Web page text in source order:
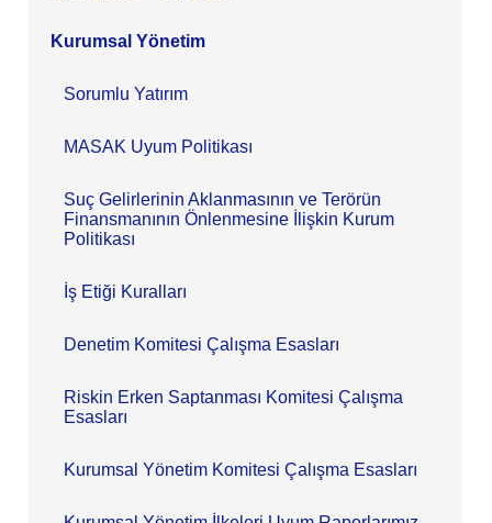
Kurumsal Yönetim
Sorumlu Yatırım
MASAK Uyum Politikası
Suç Gelirlerinin Aklanmasının ve Terörün
Finansmanının Önlenmesine İlişkin Kurum
Politikası
İş Etiği Kuralları
Denetim Komitesi Çalışma Esasları
Riskin Erken Saptanması Komitesi Çalışma
Esasları
Kurumsal Yönetim Komitesi Çalışma Esasları